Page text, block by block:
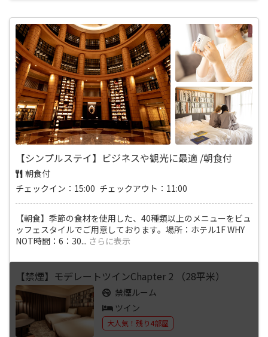
【シンプルステイ】ビジネスや観光に最適 /朝食付
朝食付
チェックイン：15:00 チェックアウト：11:00
【朝食】季節の食材を使用した、40種類以上のメニューをビュ
ッフェスタイルでご用意しております。場所：ホテル1F WHY
NOT時間：6：30... さらに表示
【禁煙】モデレートツインChapter 2 （28平米）
禁煙ルーム
ツイン
大人気！残り4部屋